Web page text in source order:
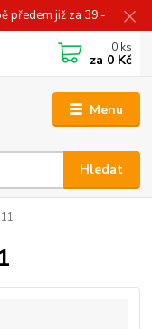
předem již za 39,-
Menu
Hledat
0 ks
za 0 Kč